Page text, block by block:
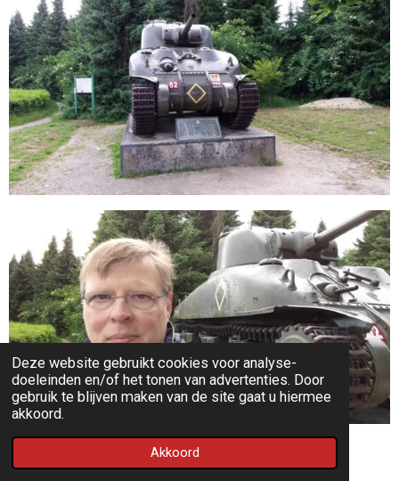
Deze website gebruikt cookies voor analyse-
doeleinden en/of het tonen van advertenties. Door
gebruik te blijven maken van de site gaat u hiermee
akkoord.
Akkoord
Even een selfie gemaakt bij de Sherman tank van het
Bevrijdingsmuseum te Groesbeek.